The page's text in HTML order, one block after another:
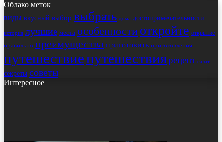
Облако меток
виды вкусный выбор выбрать дома достопримечательности
история лучшие места особенности откройте открытие
правильно преимущества приготовить приготовления
путешествиепутешествиярецепт салат
секреты советы
Интересное